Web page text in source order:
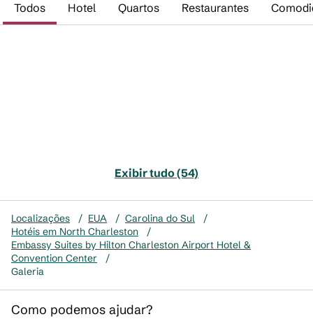
Todos Hotel Quartos Restaurantes
Exibir tudo (54)
Localizações / EUA / Carolina do Sul
/
Hotéis em North Charleston
/
Embassy Suites by Hilton Charleston Airport Hotel &
Convention Center
/
Galeria
Como podemos ajudar?